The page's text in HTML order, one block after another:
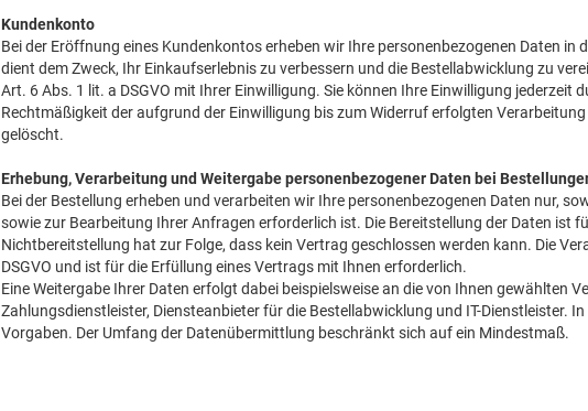
Kundenkonto
Bei der Eröffnung eines Kundenkontos erheben wir Ihre personenbezogenen Daten
dient dem Zweck, Ihr Einkaufserlebnis zu verbessern und die Bestellabwicklung zu
Art. 6 Abs. 1 lit. a DSGVO mit Ihrer Einwilligung. Sie können Ihre Einwilligung jederzeit
Rechtmäßigkeit der aufgrund der Einwilligung bis zum Widerruf erfolgten
gelöscht.
Erhebung, Verarbeitung und Weitergabe personenbezogener Daten bei
Bei der Bestellung erheben und verarbeiten wir Ihre personenbezogenen Daten nur,
sowie zur Bearbeitung Ihrer Anfragen erforderlich ist. Die Bereitstellung der Daten ist
Nichtbereitstellung hat zur Folge, dass kein Vertrag geschlossen werden kann. Die
DSGVO und ist für die Erfüllung eines Vertrags mit Ihnen erforderlich.
Eine Weitergabe Ihrer Daten erfolgt dabei beispielsweise an die von Ihnen gewählten
Zahlungsdienstleister, Diensteanbieter für die Bestellabwicklung und IT-Dienstleister.
Vorgaben. Der Umfang der Datenübermittlung beschränkt sich auf ein Mindestmaß.